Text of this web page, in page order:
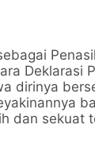
Deklarasi
dirinya
dan sekuat